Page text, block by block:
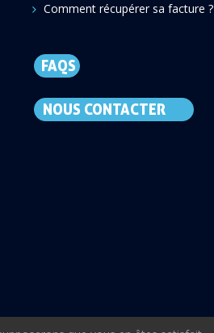
Comment récupérer sa facture ?
FAQS
NOUS CONTACTER